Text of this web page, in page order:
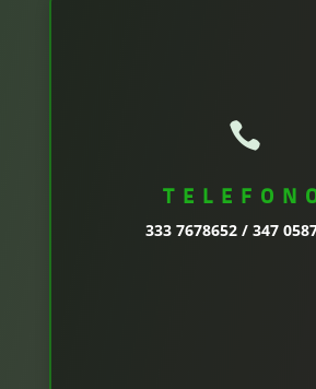

333 7678652 / 347